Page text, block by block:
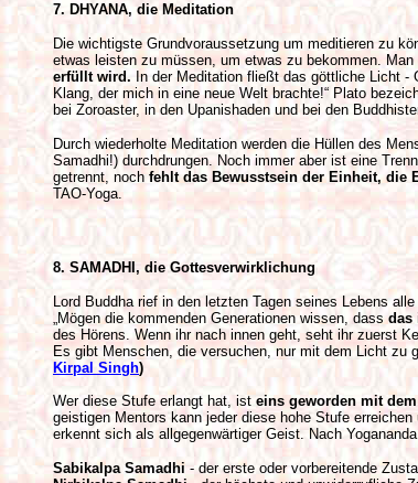
7. DHYANA, die Meditation
Die wichtigste Grundvoraussetzung um meditieren zu
etwas leisten zu müssen, um etwas zu bekommen.
erfüllt wird. In der Meditation fließt das göttliche Licht
Klang, der mich in eine neue Welt brachte!“ Plato
bei Zoroaster, in den Upanishaden und bei den
Durch wiederholte Meditation werden die Hüllen des
Samadhi!) durchdrungen. Noch immer aber ist eine
getrennt, noch fehlt das Bewusstsein der Einheit, die
TAO-Yoga.
8. SAMADHI, die Gottesverwirklichung
Lord Buddha rief in den letzten Tagen seines Lebens
„Mögen die kommenden Generationen wissen, dassdas
des Hörens. Wenn ihr nach innen geht, seht ihr zuerst
Es gibt Menschen, die versuchen, nur mit dem Licht zu
Kirpal Singh)
Wer diese Stufe erlangt hat, ist eins geworden mit
geistigen Mentors kann jeder diese hohe Stufe erreichen
erkennt sich als allgegenwärtiger Geist. Nach
Sabikalpa Samadhi - der erste oder vorbereitende